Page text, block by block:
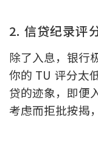
2. 信贷纪录评
除了入息，银行
你的 TU 评分太
贷的迹象，即便
考虑而拒批按揭